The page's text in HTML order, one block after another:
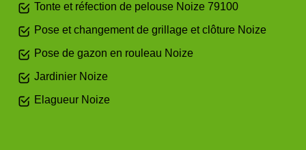
Tonte et réfection de pelouse Noize 79100
Pose et changement de grillage et clôture Noize
Pose de gazon en rouleau Noize
Jardinier Noize
Elagueur Noize